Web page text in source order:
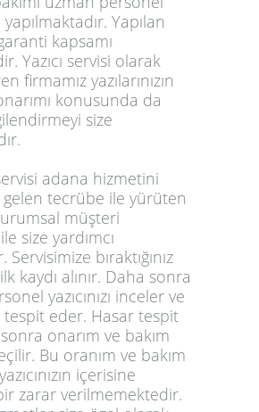
Yapılan
kapsamı
Yazıcı servisi olarak
firmamız yazılarınızın
konusunda da
size
adana hizmetini
tecrübe ile yürüten
müşteri
size yardımcı
Servisimize bıraktığınız
ilk kaydı alınır. Daha sonra
yazıcınızı inceler ve
tespit eder. Hasar tespit
onarım ve bakım
Bu oranım ve bakım
içerisine
zarar verilmemektedir.